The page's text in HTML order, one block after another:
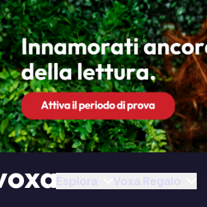
Esplora Voxa Regalo